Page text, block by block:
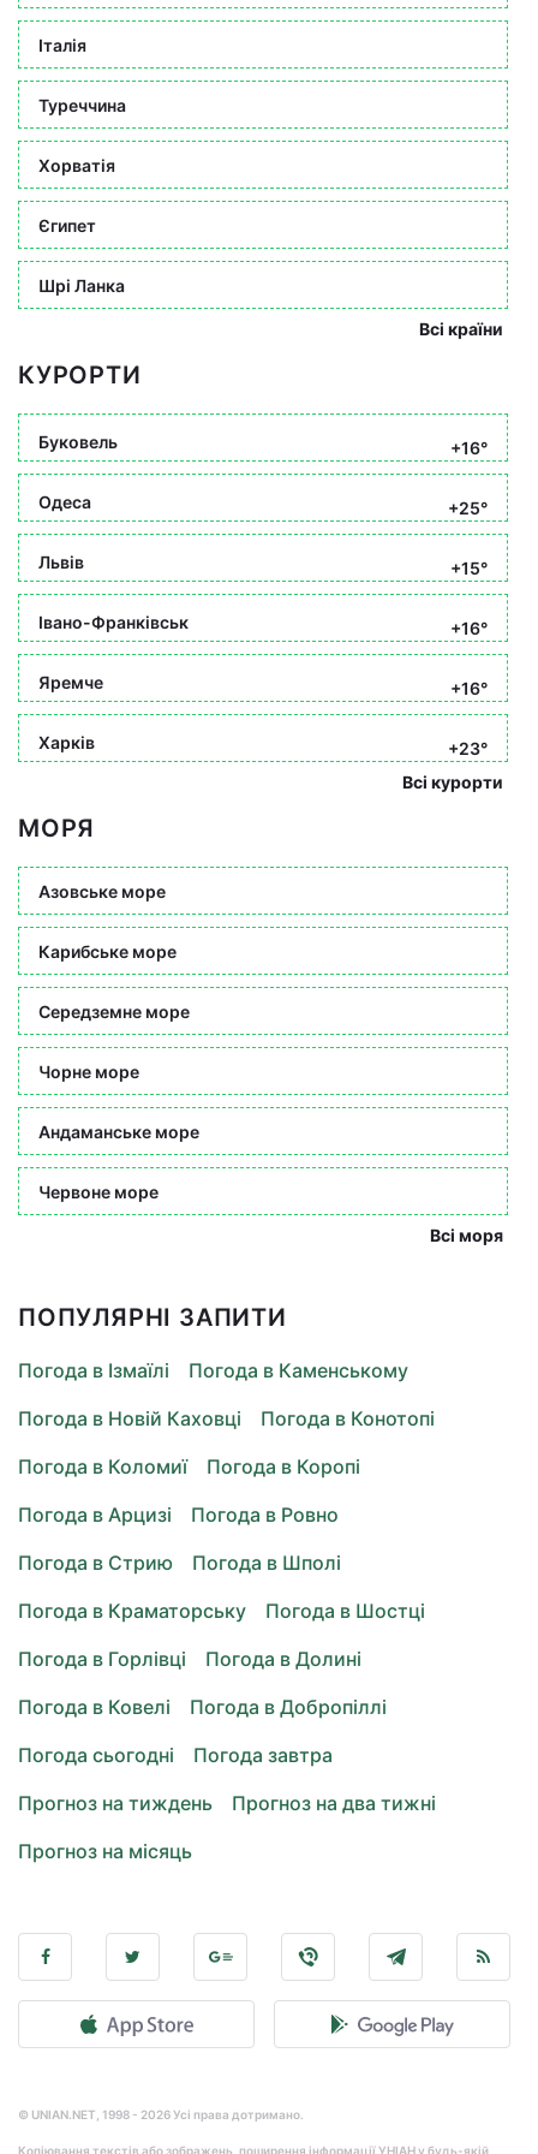
Італія
Туреччина
Хорватія
Єгипет
Шрі Ланка
Всі країни
КУРОРТИ
Буковель +16°
Одеса +25°
Львів +15°
Івано-Франківськ +16°
Яремче +16°
Харків
+23°
Всі курорти
МОРЯ
Азовське море
Карибське море
Середземне море
Чорне море
Андаманське море
Червоне море
Всі моря
ПОПУЛЯРНІ ЗАПИТИ
Погода в Ізмаїлі
Погода в Каменському
Погода в Новій Каховці
Погода в Конотопі
Погода в Коломиї
Погода в Коропі
Погода в Арцизі
Погода в Ровно
Погода в Стрию
Погода в Шполі
Погода в Краматорську
Погода в Шостці
Погода в Горлівці
Погода в Долині
Погода в Ковелі
Погода в Добропіллі
Погода сьогодні
Погода завтра
Прогноз на тиждень
Прогноз на два тижні
Прогноз на місяць
© UNIAN.NET, 1998 - 2026 Усі права дотримано.
Копіювання текстів або зображень, поширення інформації УНІАН у будь-якій